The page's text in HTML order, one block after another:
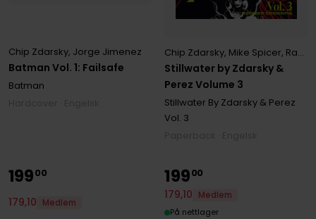
Batman Vol. 1: Failsafe
Chip Zdarsky, Jorge Jimenez
Batman
Stillwater by Zdarsky &
Perez Volume 3
Chip Zdarsky, Mike Spicer, Ramon Perez
Stillwater By Zdarsky & Perez
Vol. 3
19900
179,10 Medlem
19900
179,10
Medlem
På nettlager